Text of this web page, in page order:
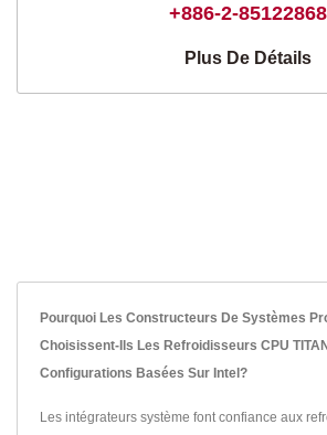
+886-2-85122868
Plus De Détails
Pourquoi Les Constructeurs De Systèmes
Choisissent-Ils Les Refroidisseurs CPU
Configurations Basées Sur Intel?
Les intégrateurs système font confiance aux